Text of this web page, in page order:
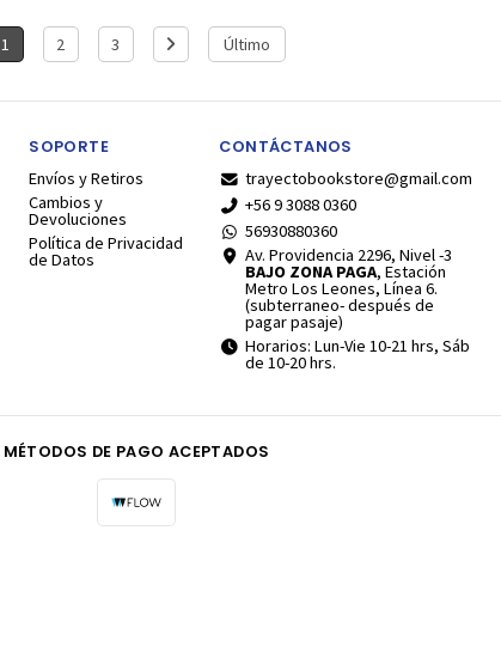
1 2 3 Último
SOPORTE
Envíos y Retiros
Cambios y
Devoluciones
Política de Privacidad
de Datos
CONTÁCTANOS
trayectobookstore@gmail.com
+56 9 3088 0360
56930880360
Av. Providencia 2296, Nivel -3
BAJO ZONA PAGA, Estación
Metro Los Leones, Línea 6.
(subterraneo- después de
pagar pasaje)
Horarios: Lun-Vie 10-21 hrs, Sáb
de 10-20 hrs.
MÉTODOS DE PAGO ACEPTADOS